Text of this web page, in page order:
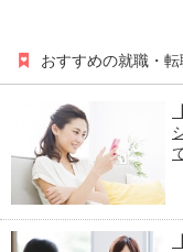
おすすめの就職・